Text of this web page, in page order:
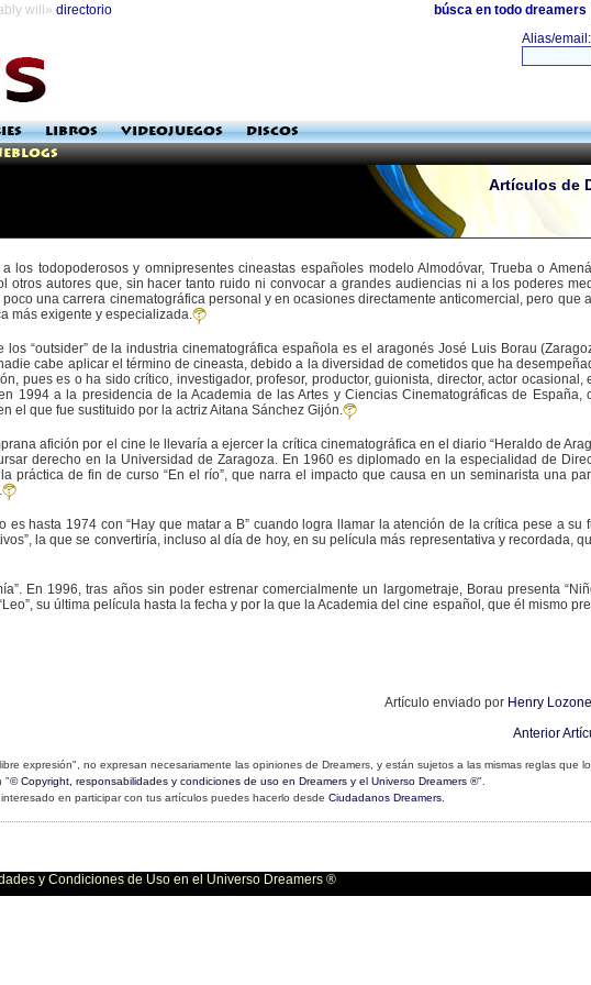
will» directorio búsca en todo dreamers
LIBROS VIDEOJUEGOS
DISCOS
Artículos de
a los todopoderosos y omnipresentes cineastas españoles modelo Almodóvar, Trueba o
otros autores que, sin hacer tanto ruido ni convocar a grandes audiencias ni a los poderes
poco una carrera cinematográfica personal y en ocasiones directamente anticomercial, pero que
más exigente y especializada.
los “outsider” de la industria cinematográfica española es el aragonés José Luis Borau
cabe aplicar el término de cineasta, debido a la diversidad de cometidos que ha
pues es o ha sido crítico, investigador, profesor, productor, guionista, director, actor ocasional,
en 1994 a la presidencia de la Academia de las Artes y Ciencias Cinematográficas de España,
el que fue sustituido por la actriz Aitana Sánchez Gijón.
afición por el cine le llevaría a ejercer la crítica cinematográfica en el diario “Heraldo de
derecho en la Universidad de Zaragoza. En 1960 es diplomado en la especialidad de
práctica de fin de curso “En el río”, que narra el impacto que causa en un seminarista una
es hasta 1974 con “Hay que matar a B” cuando logra llamar la atención de la crítica pese a su
la que se convertiría, incluso al día de hoy, en su película más representativa y recordada,
En 1996, tras años sin poder estrenar comercialmente un largometraje, Borau presenta
su última película hasta la fecha y por la que la Academia del cine español, que él mismo
Artículo enviado por Henry Lozone
Anterior
expresión", no expresan necesariamente las opiniones de Dreamers, y están sujetos a las mismas reglas que
"© Copyright, responsabilidades y condiciones de uso en Dreamers y el Universo Dreamers ®".
en participar con tus artículos puedes hacerlo desde Ciudadanos Dreamers
y Condiciones de Uso en el Universo Dreamers ®